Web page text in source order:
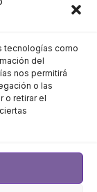
tecnologías como
del
nos permitirá
o las
o retirar el
nos dijeron